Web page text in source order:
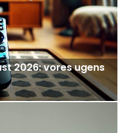
2026: vores ugens